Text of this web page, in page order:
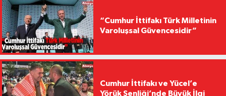
“Cumhur İttifakı Türk Milletinin
Varoluşsal Güvencesidir”
Cumhur İttifakı ve Yücel’e
Yörük Şenliği’nde Büyük İlgi